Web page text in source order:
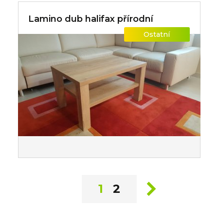
Lamino dub halifax přírodní
Ostatní
1 2